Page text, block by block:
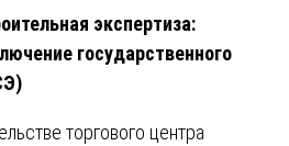
экспертиза:
государственного
торгового центра